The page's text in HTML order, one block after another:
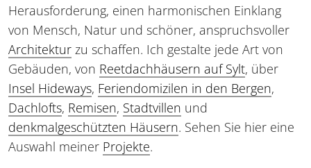
Herausforderung, einen harmonischen Einklang
von Mensch, Natur und schöner, anspruchsvoller
Architektur zu schaffen. Ich gestalte jede Art von
Gebäuden, von Reetdachhäusern auf Sylt, über
Insel Hideways, Feriendomizilen in den Bergen,
Dachlofts, Remisen, Stadtvillen und
denkmalgeschützten Häusern. Sehen Sie hier eine
Auswahl meiner Projekte.